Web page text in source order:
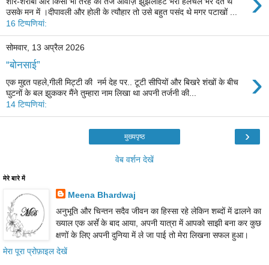
उसके मन में ।दीपावली और होली के त्यौहार तो उसे बहुत पसंद थे मगर पटाखों ...
16 टिप्‍पणियां:
सोमवार, 13 अप्रैल 2026
“बोनसाई” ›
एक मुद्दत पहले,गीली मिट्टी की नर्म देह पर.. टूटी सीपियों और बिखरे शंखों के बीच
घुटनों के बल झुककर मैंने तुम्हारा नाम लिखा था अपनी तर्जनी की...
14 टिप्‍पणियां:
›
मुख्यपृष्ठ
वेब वर्शन देखें
मेरे बारे में
Meena Bhardwaj
अनुभूति और चिन्तन सदैव जीवन का हिस्सा रहे लेकिन शब्दों में ढालने का
ख्याल एक अर्से के बाद आया, अपनी यात्रा में आपको साझी बना कर कुछ
क्षणों के लिए अपनी दुनिया में ले जा पाई तो मेरा लिखना सफल हुआ।
मेरा पूरा प्रोफ़ाइल देखें